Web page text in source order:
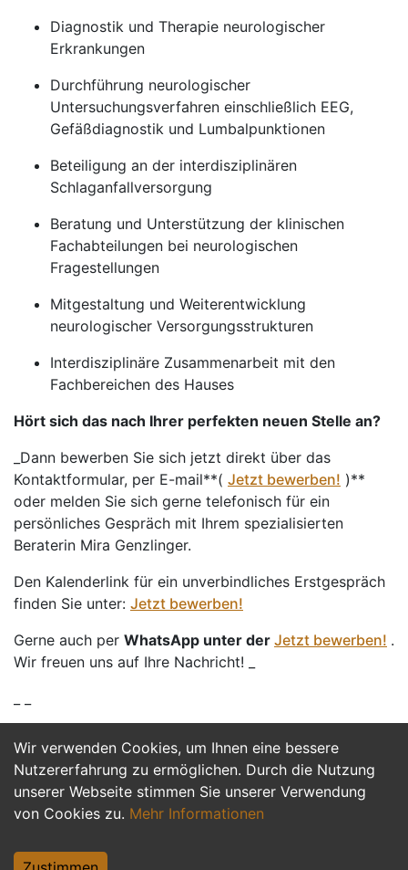
Wir verwenden Cookies, um Ihnen eine bessere
Nutzererfahrung zu ermöglichen. Durch die Nutzung
unserer Webseite stimmen Sie unserer Verwendung
von Cookies zu. Mehr Informationen
Diagnostik und Therapie neurologischer
Erkrankungen
Durchführung neurologischer
Untersuchungsverfahren einschließlich EEG,
Gefäßdiagnostik und Lumbalpunktionen
Beteiligung an der interdisziplinären
Schlaganfallversorgung
Beratung und Unterstützung der klinischen
Fachabteilungen bei neurologischen
Fragestellungen
Mitgestaltung und Weiterentwicklung
neurologischer Versorgungsstrukturen
Interdisziplinäre Zusammenarbeit mit den
Fachbereichen des Hauses
Hört sich das nach Ihrer perfekten neuen Stelle an?
_Dann bewerben Sie sich jetzt direkt über das
Kontaktformular, per E-mail**( Jetzt bewerben! )**
oder melden Sie sich gerne telefonisch für ein
persönliches Gespräch mit Ihrem spezialisierten
Beraterin Mira Genzlinger.
Den Kalenderlink für ein unverbindliches Erstgespräch
finden Sie unter: Jetzt bewerben!
Gerne auch per WhatsApp unter der Jetzt bewerben! .
Wir freuen uns auf Ihre Nachricht! _
Jetzt Bewerben